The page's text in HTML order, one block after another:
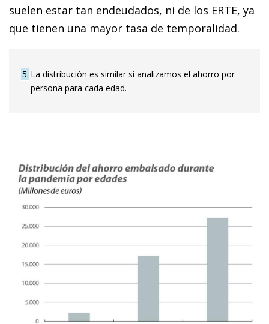
suelen estar tan endeudados, ni de los ERTE, ya
que tienen una mayor tasa de temporalidad.
5 La distribución es similar si analizamos el ahorro por
persona para cada edad.